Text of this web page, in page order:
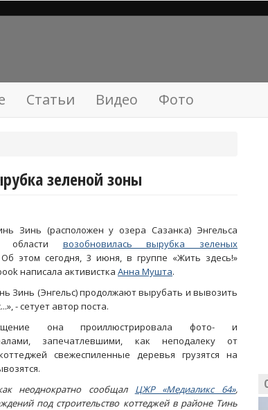
Статьи Видео Фото
зеленой зоны
Зинь (расположен у озера Сазанка) Энгельса
области возобновилась вырубка зеленых
этом сегодня, 3 июня, в группе «Жить здесь!»
написала активистка Анна Мушта.
Зинь (Энгельс) продолжают вырубать и вывозить
- сетует автор поста.
она проиллюстрировала фото- и
запечатлевшими, как неподалеку от
свежеспиленные деревья грузятся на
неоднократно сообщал ЦЖР «Медиаликс 64»,
под строительство коттеджей в районе Тинь